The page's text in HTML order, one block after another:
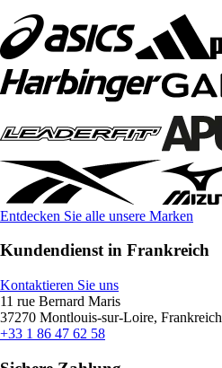
Entdecken Sie alle unsere Marken
Kundendienst in Frankreich
Kontaktieren Sie uns
11 rue Bernard Maris
37270 Montlouis-sur-Loire, Frankreich
+33 1 86 47 62 58